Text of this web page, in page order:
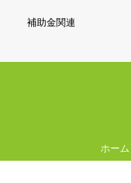
補助金関連
ホーム